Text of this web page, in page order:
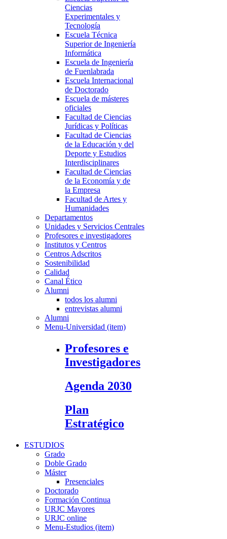
Ciencias
Experimentales y
Tecnología
Escuela Técnica
Superior de Ingeniería
Informática
Escuela de Ingeniería
de Fuenlabrada
Escuela Internacional
de Doctorado
Escuela de másteres
oficiales
Facultad de Ciencias
Jurídicas y Políticas
Facultad de Ciencias
de la Educación y del
Deporte y Estudios
Interdisciplinares
Facultad de Ciencias
de la Economía y de
la Empresa
Facultad de Artes y
Humanidades
Departamentos
Unidades y Servicios Centrales
Profesores e investigadores
Institutos y Centros
Centros Adscritos
Sostenibilidad
Calidad
Canal Ético
Alumni
todos los alumni
entrevistas alumni
Alumni
Menu-Universidad (item)
Profesores e
Investigadores
Agenda 2030
Plan
Estratégico
ESTUDIOS
Grado
Doble Grado
Máster
Presenciales
Doctorado
Formación Continua
URJC Mayores
URJC online
Menu-Estudios (item)